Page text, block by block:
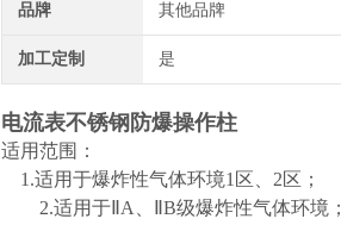
品牌 其他品牌
加工定制 是
电流表不锈钢防爆操作柱
适用范围：
1.适用于爆炸性气体环境1区、2区；
2.适用于ⅡA、ⅡB级爆炸性气体环境；